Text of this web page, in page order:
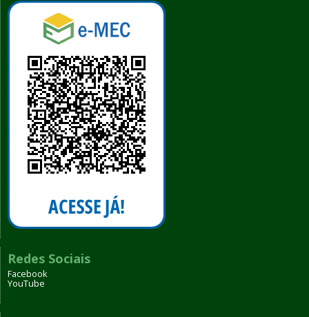
Redes Sociais
Facebook
YouTube